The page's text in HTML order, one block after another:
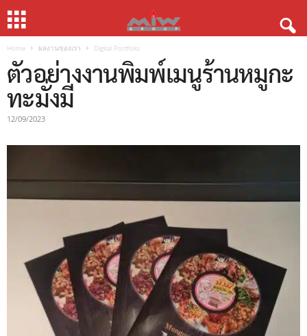
Home ผลงานของเรา Digital Portfolio
ตัวอย่างงานพิมพ์เมนูร้านหมูกะ
ทะมั่งมี
12/09/2023